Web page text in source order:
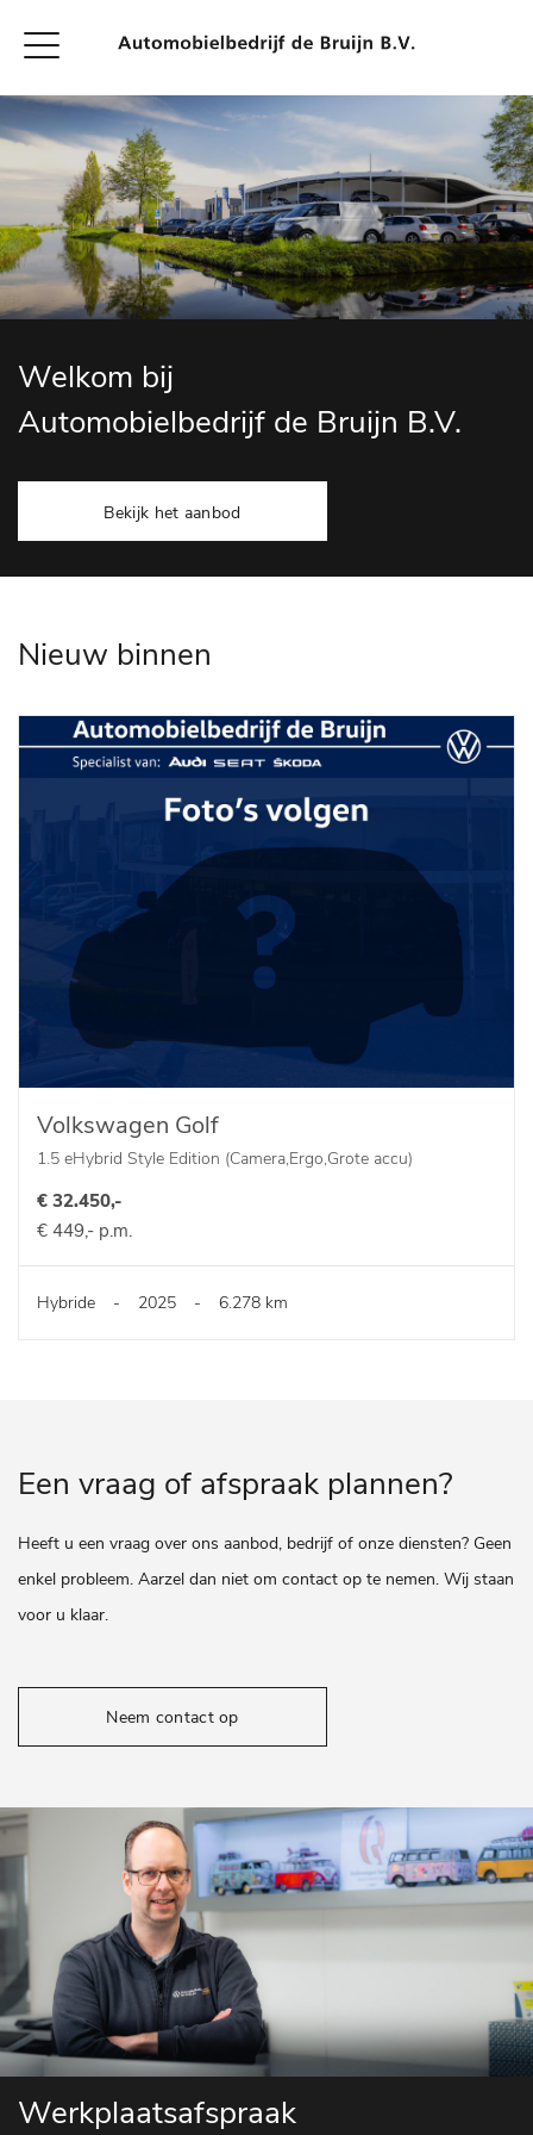
Welkom bij
Automobielbedrijf de Bruijn B.V.
Bekijk het aanbod
Nieuw binnen
Volkswagen Golf
1.5 eHybrid Style Edition (Camera,Ergo,Grote accu)
€ 32.450,-
€ 449,- p.m.
Hybride - 2025 - 6.278 km
Een vraag of afspraak plannen?
Heeft u een vraag over ons aanbod, bedrijf of onze diensten? Geen
enkel probleem. Aarzel dan niet om contact op te nemen. Wij staan
voor u klaar.
Neem contact op
Werkplaatsafspraak